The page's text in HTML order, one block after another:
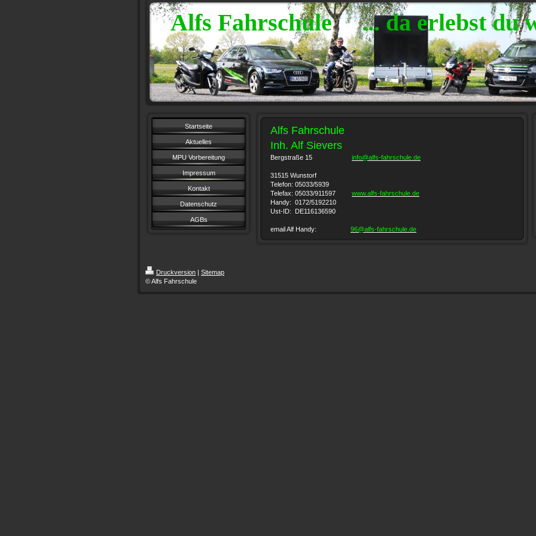
Alfs Fahrschule ... da erlebst du
Startseite
Aktuelles
MPU Vorbereitung
Impressum
Kontakt
Datenschutz
AGBs
Alfs Fahrschule
Inh. Alf Sievers
Bergstraße 15 info@alfs-fahrschule.de
31515 Wunstorf
Telefon: 05033/5939
Telefax: 05033/911597 www.alfs-fahrschule.de
Handy: 0172/5192210
Ust-ID: DE116136590
email Alf Handy: 96@alfs-fahrschule.de
Druckversion | Sitemap
© Alfs Fahrschule